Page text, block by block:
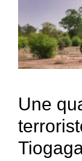
Une